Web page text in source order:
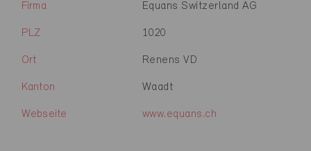
Firma Equans Switzerland AG
PLZ 1020
Ort Renens VD
Kanton Waadt
Webseite www.equans.ch